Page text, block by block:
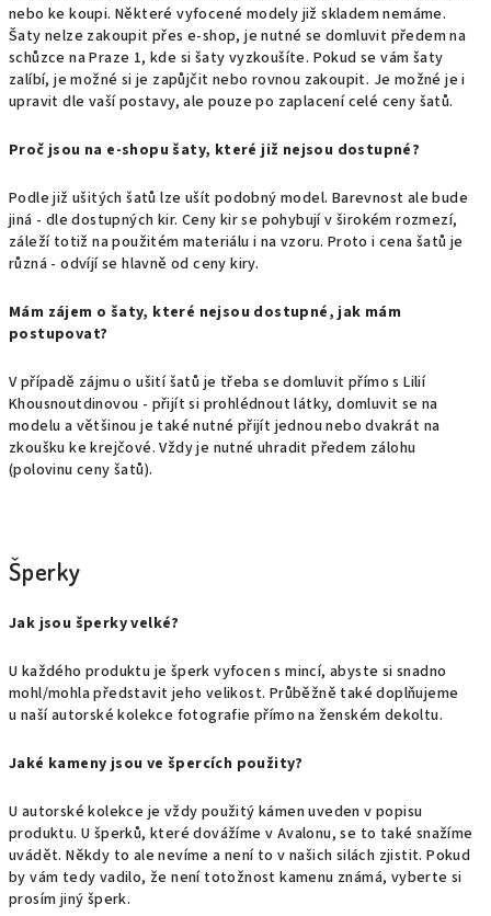
nebo ke koupi. Některé vyfocené modely již skladem nemáme.
Šaty nelze zakoupit přes e-shop, je nutné se domluvit předem na
schůzce na Praze 1, kde si šaty vyzkoušíte. Pokud se vám šaty
zalíbí, je možné si je zapůjčit nebo rovnou zakoupit. Je možné je i
upravit dle vaší postavy, ale pouze po zaplacení celé ceny šatů.
Proč jsou na e-shopu šaty, které již nejsou dostupné?
Podle již ušitých šatů lze ušít podobný model. Barevnost ale bude
jiná - dle dostupných kir. Ceny kir se pohybují v širokém rozmezí,
záleží totiž na použitém materiálu i na vzoru. Proto i cena šatů je
různá - odvíjí se hlavně od ceny kiry.
Mám zájem o šaty, které nejsou dostupné, jak mám
postupovat?
V případě zájmu o ušití šatů je třeba se domluvit přímo s Lilií
Khousnoutdinovou - přijít si prohlédnout látky, domluvit se na
modelu a většinou je také nutné přijít jednou nebo dvakrát na
zkoušku ke krejčové. Vždy je nutné uhradit předem zálohu
(polovinu ceny šatů).
Šperky
Jak jsou šperky velké?
U každého produktu je šperk vyfocen s mincí, abyste si snadno
mohl/mohla představit jeho velikost. Průběžně také doplňujeme
u naší autorské kolekce fotografie přímo na ženském dekoltu.
Jaké kameny jsou ve špercích použity?
U autorské kolekce je vždy použitý kámen uveden v popisu
produktu. U šperků, které dovážíme v Avalonu, se to také snažíme
uvádět. Někdy to ale nevíme a není to v našich silách zjistit. Pokud
by vám tedy vadilo, že není totožnost kamenu známá, vyberte si
prosím jiný šperk.